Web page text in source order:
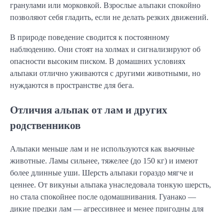
гранулами или морковкой. Взрослые альпаки спокойно
позволяют себя гладить, если не делать резких движений.
В природе поведение сводится к постоянному
наблюдению. Они стоят на холмах и сигнализируют об
опасности высоким писком. В домашних условиях
альпаки отлично уживаются с другими животными, но
нуждаются в пространстве для бега.
Отличия альпак от лам и других
родственников
Альпаки меньше лам и не используются как вьючные
животные. Ламы сильнее, тяжелее (до 150 кг) и имеют
более длинные уши. Шерсть альпаки гораздо мягче и
ценнее. От викуньи альпака унаследовала тонкую шерсть,
но стала спокойнее после одомашнивания. Гуанако —
дикие предки лам — агрессивнее и менее пригодны для